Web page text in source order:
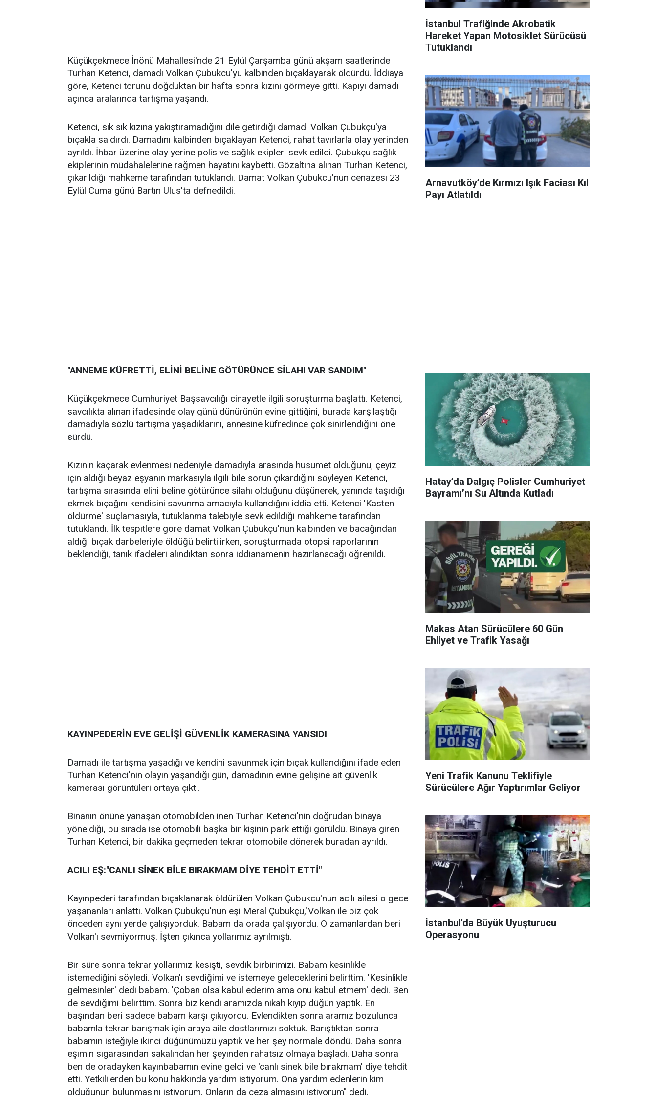
Küçükçekmece İnönü Mahallesi'nde 21 Eylül Çarşamba günü akşam saatlerinde
Turhan Ketenci, damadı Volkan Çubukcu'yu kalbinden bıçaklayarak öldürdü. İddiaya
göre, Ketenci torunu doğduktan bir hafta sonra kızını görmeye gitti. Kapıyı damadı
açınca aralarında tartışma yaşandı.
Ketenci, sık sık kızına yakıştıramadığını dile getirdiği damadı Volkan Çubukçu'ya
bıçakla saldırdı. Damadını kalbinden bıçaklayan Ketenci, rahat tavırlarla olay yerinden
ayrıldı. İhbar üzerine olay yerine polis ve sağlık ekipleri sevk edildi. Çubukçu sağlık
ekiplerinin müdahalelerine rağmen hayatını kaybetti. Gözaltına alınan Turhan Ketenci,
çıkarıldığı mahkeme tarafından tutuklandı. Damat Volkan Çubukcu'nun cenazesi 23
Eylül Cuma günü Bartın Ulus'ta defnedildi.
"ANNEME KÜFRETTİ, ELİNİ BELİNE GÖTÜRÜNCE SİLAHI VAR SANDIM"
Küçükçekmece Cumhuriyet Başsavcılığı cinayetle ilgili soruşturma başlattı. Ketenci,
savcılıkta alınan ifadesinde olay günü dünürünün evine gittiğini, burada karşılaştığı
damadıyla sözlü tartışma yaşadıklarını, annesine küfredince çok sinirlendiğini öne
sürdü.
Kızının kaçarak evlenmesi nedeniyle damadıyla arasında husumet olduğunu, çeyiz
için aldığı beyaz eşyanın markasıyla ilgili bile sorun çıkardığını söyleyen Ketenci,
tartışma sırasında elini beline götürünce silahı olduğunu düşünerek, yanında taşıdığı
ekmek bıçağını kendisini savunma amacıyla kullandığını iddia etti. Ketenci 'Kasten
öldürme' suçlamasıyla, tutuklanma talebiyle sevk edildiği mahkeme tarafından
tutuklandı. İlk tespitlere göre damat Volkan Çubukçu'nun kalbinden ve bacağından
aldığı bıçak darbeleriyle öldüğü belirtilirken, soruşturmada otopsi raporlarının
beklendiği, tanık ifadeleri alındıktan sonra iddianamenin hazırlanacağı öğrenildi.
KAYINPEDERİN EVE GELİŞİ GÜVENLİK KAMERASINA YANSIDI
Damadı ile tartışma yaşadığı ve kendini savunmak için bıçak kullandığını ifade eden
Turhan Ketenci'nin olayın yaşandığı gün, damadının evine gelişine ait güvenlik
kamerası görüntüleri ortaya çıktı.
Binanın önüne yanaşan otomobilden inen Turhan Ketenci'nin doğrudan binaya
yöneldiği, bu sırada ise otomobili başka bir kişinin park ettiği görüldü. Binaya giren
Turhan Ketenci, bir dakika geçmeden tekrar otomobile dönerek buradan ayrıldı.
ACILI EŞ:"CANLI SİNEK BİLE BIRAKMAM DİYE TEHDİT ETTİ"
Kayınpederi tarafından bıçaklanarak öldürülen Volkan Çubukcu'nun acılı ailesi o gece
yaşananları anlattı. Volkan Çubukçu'nun eşi Meral Çubukçu,"Volkan ile biz çok
önceden aynı yerde çalışıyorduk. Babam da orada çalışıyordu. O zamanlardan beri
Volkan'ı sevmiyormuş. İşten çıkınca yollarımız ayrılmıştı.
Bir süre sonra tekrar yollarımız kesişti, sevdik birbirimizi. Babam kesinlikle
istemediğini söyledi. Volkan'ı sevdiğimi ve istemeye geleceklerini belirttim. 'Kesinlikle
gelmesinler' dedi babam. 'Çoban olsa kabul ederim ama onu kabul etmem' dedi. Ben
de sevdiğimi belirttim. Sonra biz kendi aramızda nikah kıyıp düğün yaptık. En
başından beri sadece babam karşı çıkıyordu. Evlendikten sonra aramız bozulunca
babamla tekrar barışmak için araya aile dostlarımızı soktuk. Barıştıktan sonra
babamın isteğiyle ikinci düğünümüzü yaptık ve her şey normale döndü. Daha sonra
eşimin sigarasından sakalından her şeyinden rahatsız olmaya başladı. Daha sonra
ben de oradayken kayınbabamın evine geldi ve 'canlı sinek bile bırakmam' diye tehdit
etti. Yetkililerden bu konu hakkında yardım istiyorum. Ona yardım edenlerin kim
olduğunun bulunmasını istiyorum. Onların da ceza almasını istiyorum" dedi.
İstanbul Trafiğinde Akrobatik
Hareket Yapan Motosiklet Sürücüsü
Tutuklandı
Arnavutköy’de Kırmızı Işık Faciası Kıl
Payı Atlatıldı
Hatay’da Dalgıç Polisler Cumhuriyet
Bayramı’nı Su Altında Kutladı
Makas Atan Sürücülere 60 Gün
Ehliyet ve Trafik Yasağı
Yeni Trafik Kanunu Teklifiyle
Sürücülere Ağır Yaptırımlar Geliyor
İstanbul'da Büyük Uyuşturucu
Operasyonu